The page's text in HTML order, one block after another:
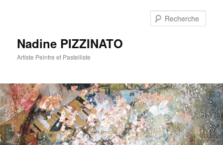
Nadine PIZZINATO
Artiste Peintre et Pastelliste